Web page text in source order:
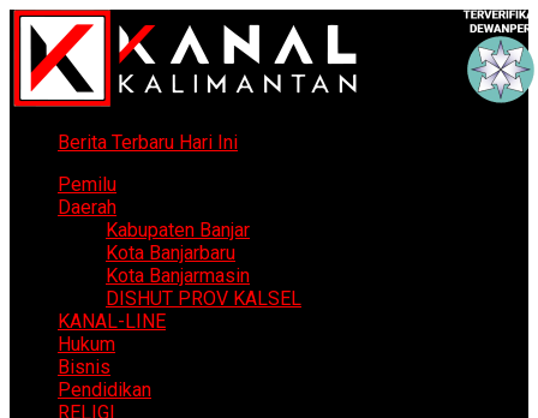
Berita Terbaru Hari Ini
Pemilu
Daerah
Kabupaten Banjar
Kota Banjarbaru
Kota Banjarmasin
DISHUT PROV KALSEL
KANAL-LINE
Hukum
Bisnis
Pendidikan
RELIGI